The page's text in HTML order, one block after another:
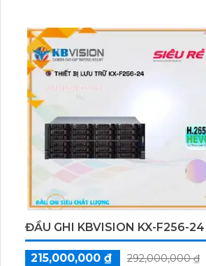
ĐẦU GHI KBVISION KX-F256-24
215,000,000 ₫
292,000,000 ₫